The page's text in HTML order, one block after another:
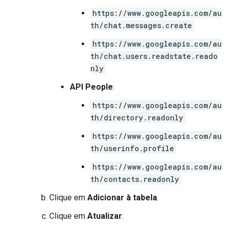
https://www.googleapis.com/au
th/chat.messages.create
https://www.googleapis.com/au
th/chat.users.readstate.reado
nly
API People:
https://www.googleapis.com/au
th/directory.readonly
https://www.googleapis.com/au
th/userinfo.profile
https://www.googleapis.com/au
th/contacts.readonly
Clique em Adicionar à tabela.
Clique em Atualizar.